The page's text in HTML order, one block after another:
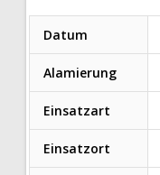
Datum
Alamierung
Einsatzart
Einsatzort